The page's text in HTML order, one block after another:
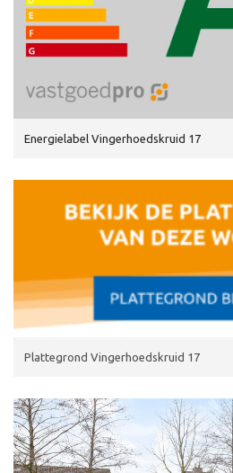
Energielabel Vingerhoedskruid 17
Plattegrond Vingerhoedskruid 17